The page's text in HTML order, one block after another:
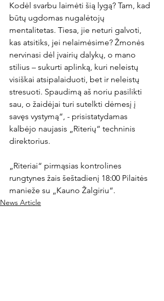
Kodėl svarbu laimėti šią lygą? Tam, kad
būtų ugdomas nugalėtojų
mentalitetas. Tiesa, jie neturi galvoti,
kas atsitiks, jei nelaimėsime? Žmonės
nervinasi dėl įvairių dalykų, o mano
stilius – sukurti aplinką, kuri neleistų
visiškai atsipalaiduoti, bet ir neleistų
stresuoti. Spaudimą aš noriu pasilikti
sau, o žaidėjai turi sutelkti dėmesį į
savęs vystymą“, - prisistatydamas
kalbėjo naujasis „Riterių“ techninis
direktorius.
„Riteriai“ pirmąsias kontrolines
rungtynes žais šeštadienį 18:00 Pilaitės
manieže su „Kauno Žalgiriu“.
News Article